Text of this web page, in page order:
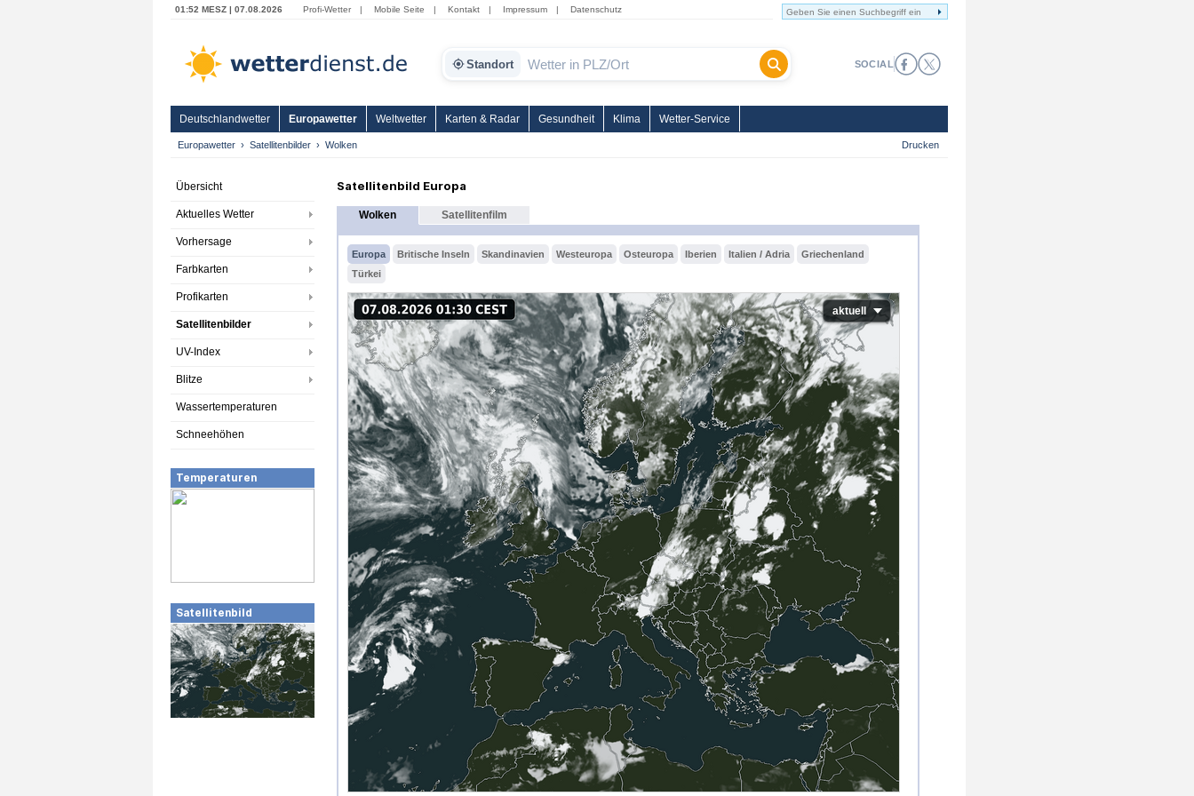
01:52 MESZ | 07.08.2026 Profi-Wetter | Mobile Seite | Kontakt | Impressum | Datenschutz
Standort SOCIAL
Deutschlandwetter Europawetter Weltwetter Karten & Radar Gesundheit Klima Wetter-Service
Europawetter Satellitenbilder Wolken Drucken
Übersicht
Aktuelles Wetter
Vorhersage
Farbkarten
Profikarten
Satellitenbilder
UV-Index
Blitze
Wassertemperaturen
Schneehöhen
Temperaturen
Satellitenbild
Satellitenbild Europa
Wolken Satellitenfilm
Europa Britische Inseln Skandinavien Westeuropa Osteuropa Iberien Italien / Adria
Griechenland
Türkei